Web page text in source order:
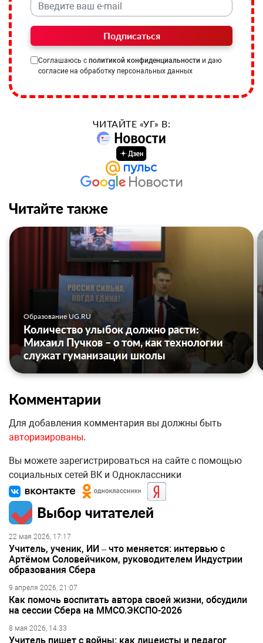
Подписаться
Соглашаюсь с политикой конфиденциальности и даю
согласие на обработку персональных данных
ЧИТАЙТЕ «УГ» В:
Читайте также
Образование UG.RU
Количество улыбок должно расти:
Михаил Пучков – о том, как технологии
служат гуманизации школы
Комментарии
Для добавления комментария вы должны быть
авторизированы.
Вы можете зарегистрироваться на сайте с помощью
социальных сетей ВК и Одноклассники
Выбор читателей
22 мая 2026, 17:17
Учитель, ученик, ИИ – что меняется: интервью с
Артёмом Соловейчиком, руководителем Индустрии
образования Сбера
9 апреля 2026, 21:07
Как помочь воспитать автора своей жизни, обсудили
на сессии Сбера на ММСО.ЭКСПО-2026
8 мая 2026, 14:33
Учитель пишет с войны: как лицеисты и педагог